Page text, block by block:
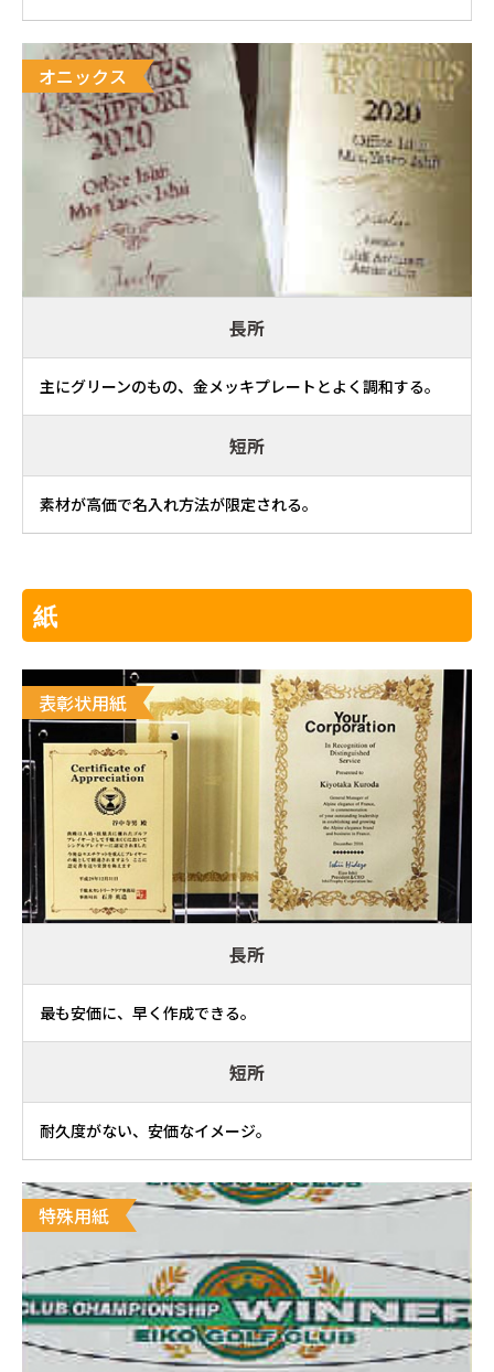
オニックス
長所
主にグリーンのもの、金メッキプレートとよく調和する。
短所
素材が高価で名入れ方法が限定される。
紙
表彰状用紙
長所
最も安価に、早く作成できる。
短所
耐久度がない、安価なイメージ。
特殊用紙